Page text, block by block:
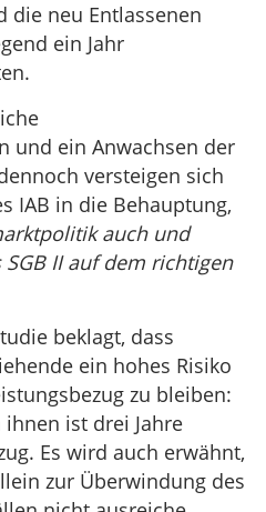
die neu Entlassenen
ein Jahr
und ein Anwachsen der
versteigen sich
IAB in die Behauptung,
auch und
II auf dem richtigen
beklagt, dass
ein hohes Risiko
zu bleiben:
ist drei Jahre
Es wird auch erwähnt,
zur Überwindung des